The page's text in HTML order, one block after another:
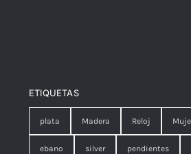
ETIQUETAS
plata Madera Reloj
ebano silver pendientes